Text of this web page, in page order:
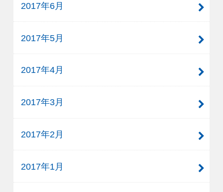
2017年6月
2017年5月
2017年4月
2017年3月
2017年2月
2017年1月